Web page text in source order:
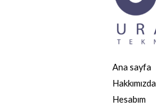
Ana sayfa
Hakkımızda
Hesabım